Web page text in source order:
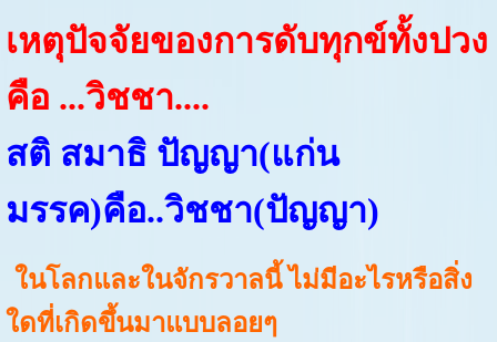
เหตุปัจจัยของการดับทุกข์ทั้งปวง
คือ ...วิชชา....
สติ สมาธิ ปัญญา(แก่น
มรรค)คือ..วิชชา(ปัญญา)
ในโลกและในจักรวาลนี้ ไม่มีอะไรหรือสิ่ง
ใดที่เกิดขึ้นมาแบบลอยๆ